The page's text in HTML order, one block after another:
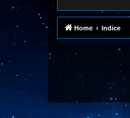
Home Indice